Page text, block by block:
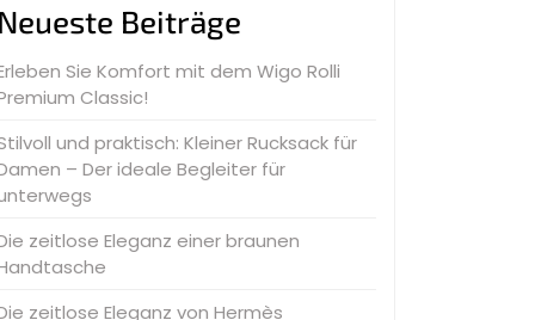
Beiträge
Sie Komfort mit dem Wigo Rolli
Classic!
und praktisch: Kleiner Rucksack für
– Der ideale Begleiter für
zeitlose Eleganz einer braunen
zeitlose Eleganz von Hermès